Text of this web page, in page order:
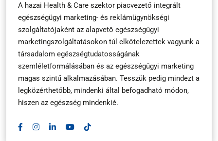
A hazai Health & Care szektor piacvezető integrált
egészségügyi marketing- és reklámügynökségi
szolgáltatójaként az alapvető egészségügyi
marketingszolgáltatásokon túl elkötelezettek vagyunk a
társadalom egészségtudatosságának
szemléletformálásában és az egészségügyi marketing
magas szintű alkalmazásában. Tesszük pedig mindezt a
legközérthetőbb, mindenki által befogadható módon,
hiszen az egészség mindenkié.